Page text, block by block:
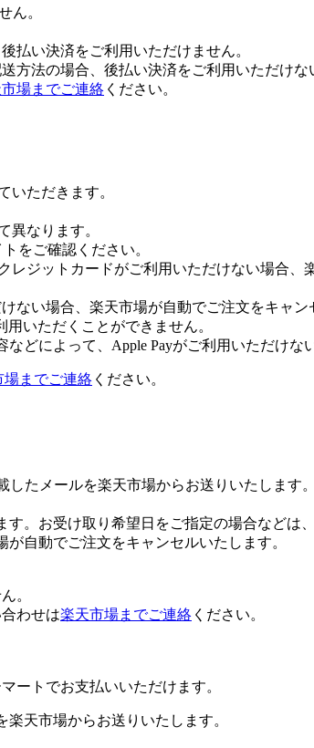
ん。
払い決済をご利用いただけません。
法の場合、後払い決済をご利用いただけな
場までご連絡 ください。
いただきます。
異なります。
をご確認ください。
レジットカードがご利用いただけない場合
ない場合、楽天市場が自動でご注文をキャン
用いただくことができません。
どによって、Apple Payがご利用いただけな
場までご連絡 ください。
たメールを楽天市場からお送りいたします。
。お受け取り希望日をご指定の場合などは
自動でご注文をキャンセルいたします。
。
わせは楽天市場までご連絡 ください。
ートでお支払いいただけます。
天市場からお送りいたします。